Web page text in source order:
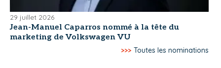
29 juillet 2026
Jean-Manuel Caparros nommé à la tête du
marketing de Volkswagen VU
>>> Toutes les nominations